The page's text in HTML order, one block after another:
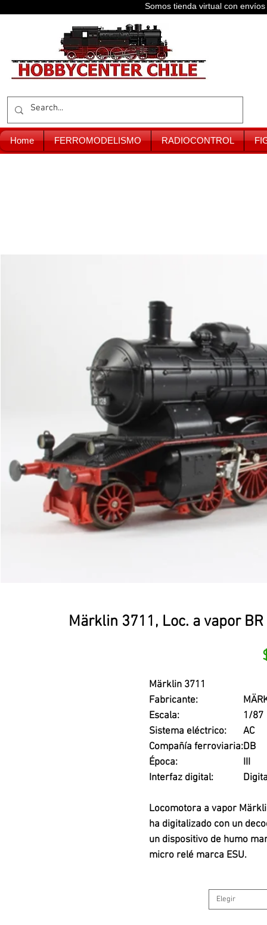
Somos tienda virtual con
Home FERROMODELISMO RADIOCONTROL
Märklin 3711, Loc. a vapor
Märklin 3711
Fabricante:
Escala:
1/87
Sistema eléctrico:
AC
Compañía ferroviaria:DB
Época:
III
Interfaz digital:
Locomotora a vapor
ha digitalizado con un
un dispositivo de humo
micro relé marca ESU.
Se entrega con caja
Elegir